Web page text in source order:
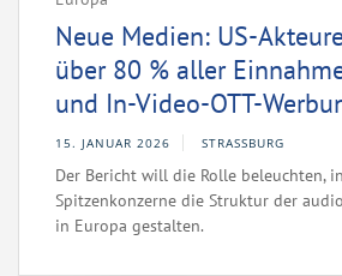
Neue Medien: US-
über 80 % aller
und In-Video-OTT-
15. JANUAR 2026 STRASSBURG
Der Bericht will die Rolle beleuchten,
Spitzenkonzerne die Struktur der
in Europa gestalten.